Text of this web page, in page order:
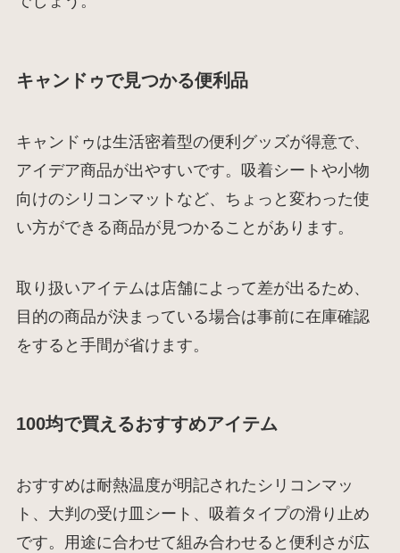
キャンドゥで見つかる便利品
キャンドゥは生活密着型の便利グッズが得意で、
アイデア商品が出やすいです。吸着シートや小物
向けのシリコンマットなど、ちょっと変わった使
い方ができる商品が見つかることがあります。
取り扱いアイテムは店舗によって差が出るため、
目的の商品が決まっている場合は事前に在庫確認
をすると手間が省けます。
100均で買えるおすすめアイテム
おすすめは耐熱温度が明記されたシリコンマッ
ト、大判の受け皿シート、吸着タイプの滑り止め
です。用途に合わせて組み合わせると便利さが広